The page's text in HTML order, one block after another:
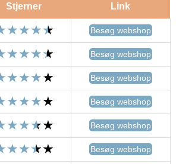
Stjerner Link
Besøg webshop
Besøg webshop
Besøg webshop
Besøg webshop
Besøg webshop
Besøg webshop